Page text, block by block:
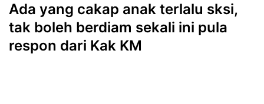
Ada yang cakap anak terlalu sksi,
tak boleh berdiam sekali ini pula
respon dari Kak KM